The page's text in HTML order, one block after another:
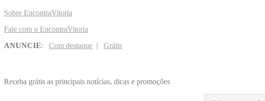
Sobre EncontraVitoria
Fale com o EncontraVitoria
ANUNCIE: Com destaque | Grátis
Receba grátis as principais notícias, dicas e promoções